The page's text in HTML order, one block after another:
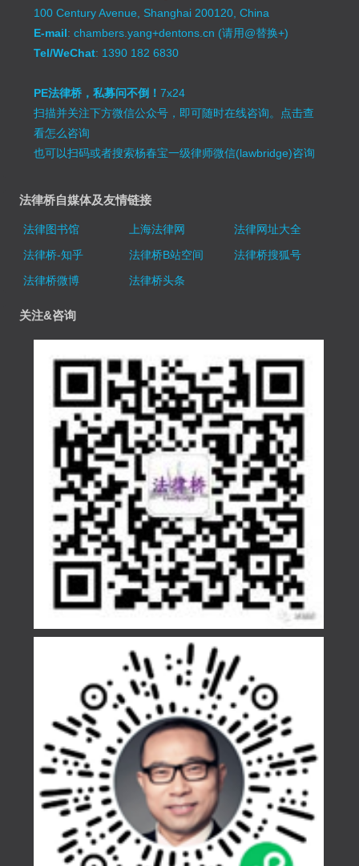
100 Century Avenue, Shanghai 200120, China
E-mail: chambers.yang+dentons.cn (请用@替换+)
Tel/WeChat: 1390 182 6830
PE法律桥，私募问不倒！7x24
扫描并关注下方微信公众号，即可随时在线咨询。 点击查
看怎么咨询
也可以扫码或者搜索杨春宝一级律师微信(lawbridge)咨询
法律桥自媒体及友情链接
法律图书馆 上海法律网
法律网址大全
法律桥-知乎
法律桥B站空间
法律桥搜狐号
法律桥微博
法律桥头条
关注&咨询